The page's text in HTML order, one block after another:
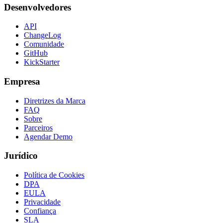
Desenvolvedores
API
ChangeLog
Comunidade
GitHub
KickStarter
Empresa
Diretrizes da Marca
FAQ
Sobre
Parceiros
Agendar Demo
Jurídico
Política de Cookies
DPA
EULA
Privacidade
Confiança
SLA